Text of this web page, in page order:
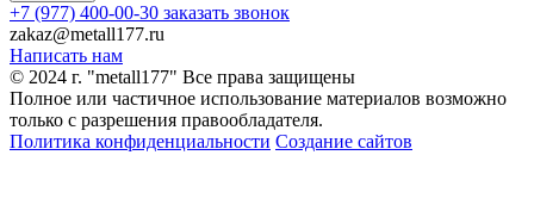
+7 (977) 400-00-30 заказать звонок
zakaz@metall177.ru
Написать нам
© 2024 г. "metall177" Все права защищены
Полное или частичное использование материалов возможно
только с разрешения правообладателя.
Политика конфиденциальности Создание сайтов